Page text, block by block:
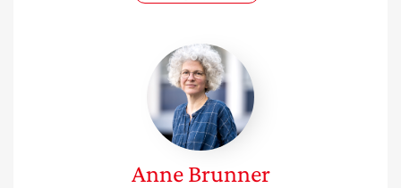
Anne
Brunner
Anne Brunner